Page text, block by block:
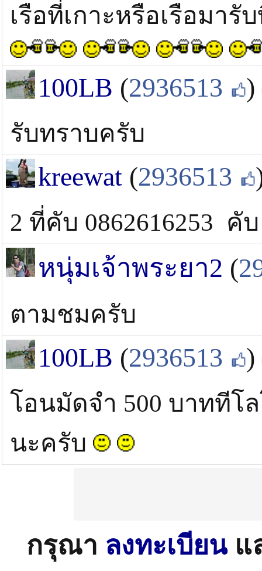
เรือที่เกาะหรือเรือมารั
100LB (2936513 )
รับทราบครับ
kreewat (2936513
2 ที่คับ 0862616253
หนุ่มเจ้าพระยา2 (
ตามชมครับ
100LB (2936513 )
โอนมัดจำ 500 บาททีโ
นะครับ
กรุณา ลงทะเบียนแ